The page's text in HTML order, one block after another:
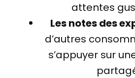
attentes
Les notes des
d’autres
s’appuyer sur